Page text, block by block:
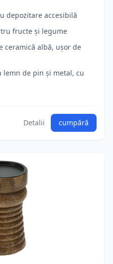
depozitare accesibilă
fructe și legume
ceramică albă, ușor de
lemn de pin și metal, cu
Detalii cumpără